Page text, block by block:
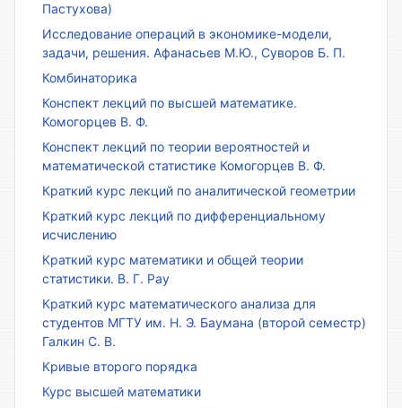
Пастухова)
Исследование операций в экономике-модели,
задачи, решения. Афанасьев М.Ю., Суворов Б. П.
Комбинаторика
Конспект лекций по высшей математике.
Комогорцев В. Ф.
Конспект лекций по теории вероятностей и
математической статистике Комогорцев В. Ф.
Краткий курс лекций по аналитической геометрии
Краткий курс лекций по дифференциальному
исчислению
Краткий курс математики и общей теории
статистики. В. Г. Рау
Краткий курс математического анализа для
студентов МГТУ им. Н. Э. Баумана (второй семестр)
Галкин С. В.
Кривые второго порядка
Курс высшей математики